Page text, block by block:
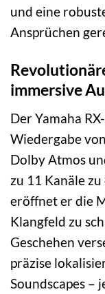
und eine
Ansprüchen
immersive
Der Yamaha
Wiedergabe
Dolby Atmos
zu 11 Kanäle
eröffnet er die
Klangfeld zu
Geschehen
präzise
Soundscapes –